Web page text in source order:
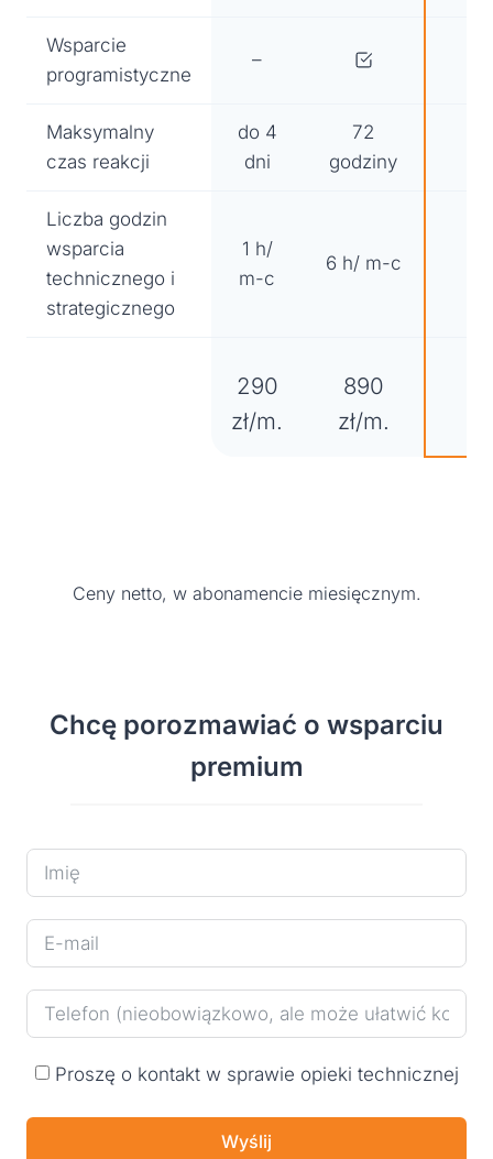
Wsparcie
programistyczne
–
Maksymalny
czas reakcji
do 4
dni
72
godziny
Liczba godzin
wsparcia
technicznego i
strategicznego
1 h/
m-c
6 h/ m-c
290
zł/m.
890
zł/m.
Ceny netto, w abonamencie miesięcznym.
Chcę porozmawiać o wsparciu
premium
Proszę o kontakt w sprawie opieki technicznej
Wyślij